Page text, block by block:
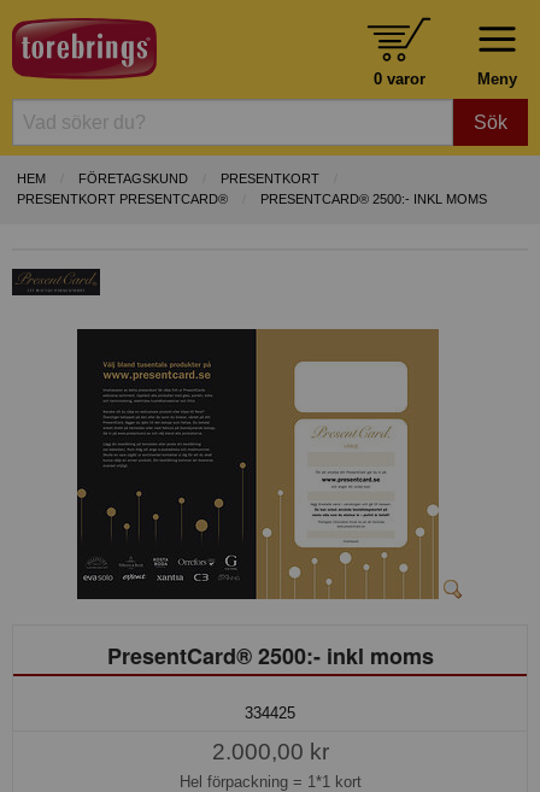
Meny
0 varor
Sök
HEM FÖRETAGSKUND
PRESENTKORT
PRESENTKORT PRESENTCARD®
PRESENTCARD® 2500:- INKL MOMS
PresentCard® 2500:- inkl moms
334425
2.000,00 kr
Hel förpackning = 1*1 kort